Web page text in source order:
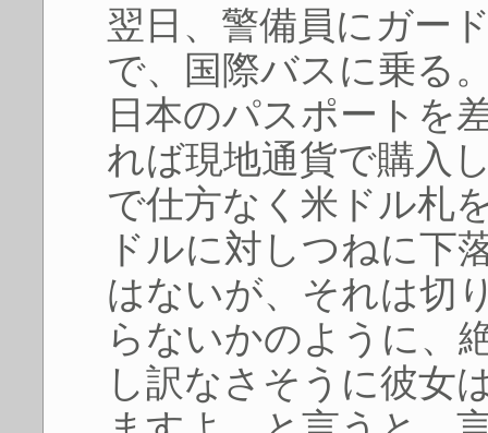
翌日、警備員にガー
で、国際バスに乗る
日本のパスポートを
れば現地通貨で購入
で仕方なく米ドル札
ドルに対しつねに下
はないが、それは切
らないかのように、
し訳なさそうに彼女